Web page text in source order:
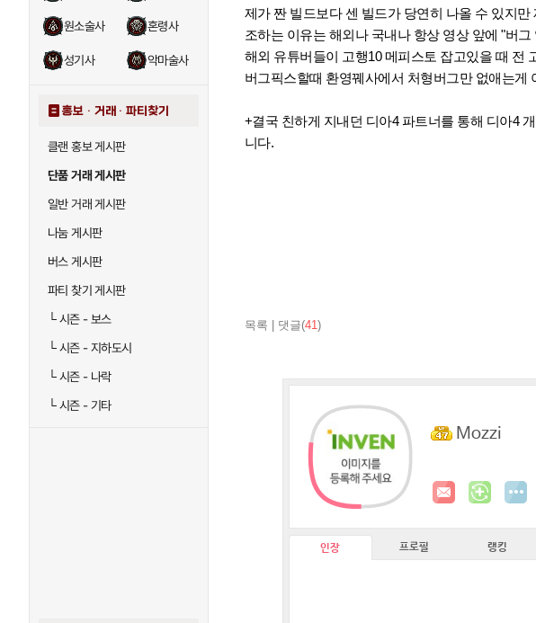
원소술사 혼령사
성기사 악마술사
홍보 · 거래 · 파티찾기
클랜 홍보 게시판
단품 거래 게시판
일반 거래 게시판
나눔 게시판
버스 게시판
파티 찾기 게시판
└시즌 - 보스
└시즌 - 지하도시
└시즌 - 나락
└시즌 - 기타
제가 짠 빌드보다 센 빌드가 당연히 나올 수 있지
조하는 이유는 해외나 국내나 항상 영상 앞에 "버
해외 유튜버들이 고행10 메피스토 잡고있을 때 전
버그픽스할때 환영꿰사에서 처형버그만 없애는게
+결국 친하게 지내던 디아4 파트너를 통해 디아4
니다.
목록 댓글(41)
Mozzi
인장 프로필 랭킹